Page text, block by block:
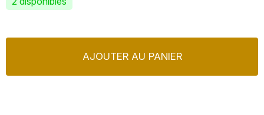
AJOUTER AU PANIER